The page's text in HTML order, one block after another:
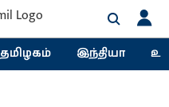
தமிழகம் இந்தியா